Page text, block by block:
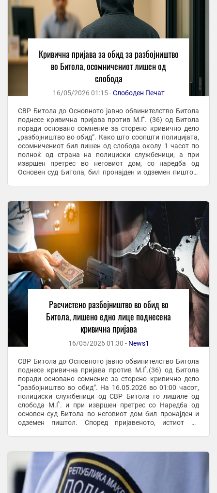
Кривична пријава за обид за разбојништво
во Битола, осомничениот лишен од
слобода
16/05/2026 01:15 -Слободен Печат
СВР Битола до Основното јавно обвинителство Битола
поднесе кривична пријава против М.Ѓ. (36) од Битола
поради основано сомнение за сторено кривично дело
„разбојништво во обид“. Како што соопшти полицијата,
осомничениот бил лишен од слобода околу 1 часот по
полноќ од страна на полициски службеници, а при
извршен претрес во неговиот дом, со наредба од
Основен суд Битола, бил пронајден и одземен пиштол.
Расчистено разбојништво во обид во
Битола, лишено едно лице поднесена
кривична пријава
16/05/2026 01:30 - News1
СВР Битола до Основното јавно обвинителство Битола
поднесе кривична пријава против М.Ѓ.(36) од Битола
поради основано сомнение за сторено кривично дело
“разбојништво во обид”. На 16.05.2026 во 01:00 часот,
полициски службеници од СВР Битола го лишиле од
слобода М.Ѓ. и при извршен претрес со Наредба од
основен суд Битола во неговиот дом бил пронајден и
одземен пиштол. Според пријавеното, истиот на